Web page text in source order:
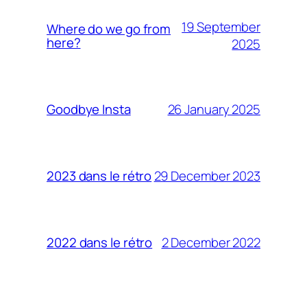
Where do we go from
here?
19 September
2025
Goodbye Insta 26 January 2025
2023 dans le rétro29 December 2023
2022 dans le rétro 2 December 2022